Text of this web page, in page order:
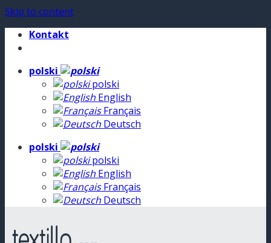
Skip to content
Kontakt
polski
polski
English
Français
Deutsch
polski
polski
English
Français
Deutsch